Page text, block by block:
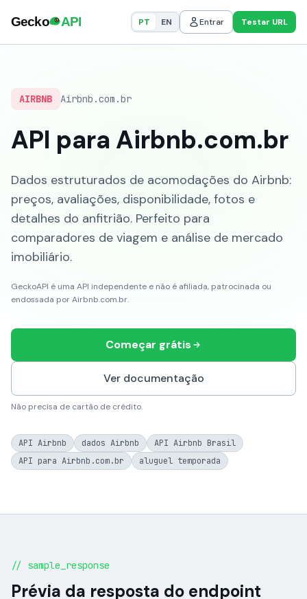
PT EN Entrar Testar URL
AIRBNB Airbnb.com.br
API para Airbnb.com.br
Dados estruturados de acomodações do Airbnb:
preços, avaliações, disponibilidade, fotos e
detalhes do anfitrião. Perfeito para
comparadores de viagem e análise de mercado
imobiliário.
GeckoAPI é uma API independente e não é afiliada, patrocinada ou
endossada por Airbnb.com.br.
Começar grátis
Ver documentação
Não precisa de cartão de crédito.
API Airbnb dados Airbnb
API Airbnb Brasil
API para Airbnb.com.br
aluguel temporada
// sample_response
Prévia da resposta do endpoint